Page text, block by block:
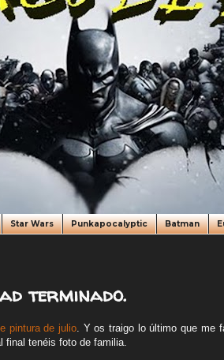
Star Wars Punkapocalyptic Batman
terminado.
pintura de julio. Y os traigo lo último que me
final tenéis foto de familia.